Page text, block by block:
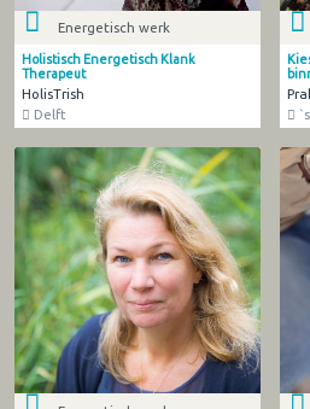
Energetisch werk
Holistisch Energetisch Klank
Therapeut
HolisTrish
Delft